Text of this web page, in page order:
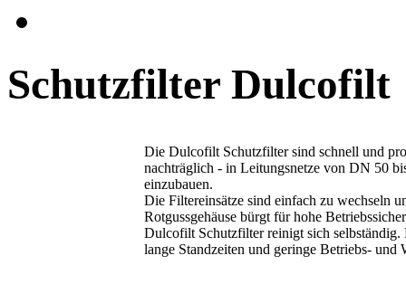
Schutzfilter Dulcofilt
Die Dulcofilt Schutzfilter sind schnell und
nachträglich - in Leitungsnetze von DN 50
einzubauen.
Die Filtereinsätze sind einfach zu wechseln
Rotgussgehäuse bürgt für hohe
Dulcofilt Schutzfilter reinigt sich selbständig.
lange Standzeiten und geringe Betriebs- und